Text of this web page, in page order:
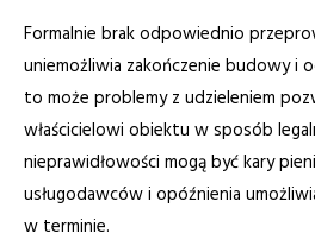
Formalnie brak odpowiednio
uniemożliwia zakończenie budowy i
to może problemy z udzieleniem
właścicielowi obiektu w sposób
nieprawidłowości mogą być kary
usługodawców i opóźnienia
w terminie.